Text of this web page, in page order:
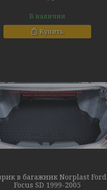
В наличии
Купить
в багажник Norplast Ford
Focus SD 1999-2005